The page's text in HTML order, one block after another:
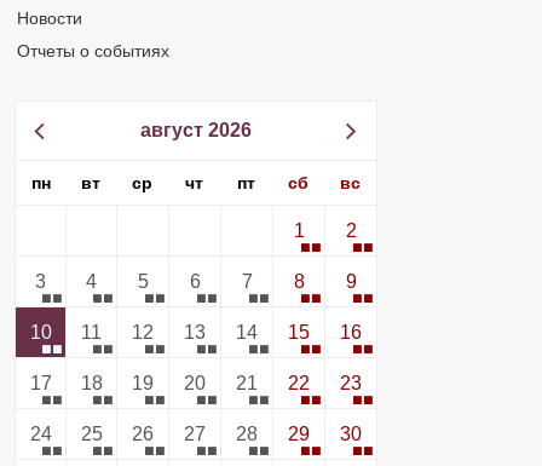
Новости
Отчеты о событиях
август 2026
пн вт ср чт пт сб вс
1 2
3 4 5 6 7 8 9
10 11 12 13 14 15 16
17 18 19 20 21 22 23
24 25 26 27 28 29 30